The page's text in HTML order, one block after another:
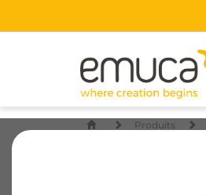
Produits